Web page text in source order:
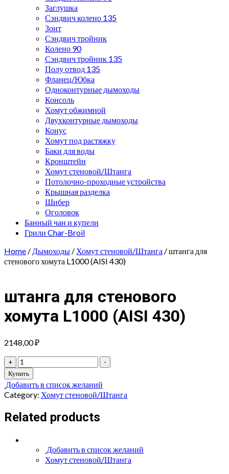
Заглушка
Сэндвич колено 135
Зонт
Сэндвич тройник
Колено 90
Сэндвич тройник 135
Полу отвод 135
Фланец/Юбка
Одноконтурные дымоходы
Консоль
Хомут обжимной
Двухконтурные дымоходы
Конус
Хомут под растяжку
Баки для воды
Кронштейн
Хомут стеновой/Штанга
Потолочно-проходные устройства
Крышная разделка
Шибер
Оголовок
Банный чан и купели
Грили Char-Broil
Home / Дымоходы / Хомут стеновой/Штанга / штанга для
стенового хомута L1000 (AISI 430)
штанга для стенового
хомута L1000 (AISI 430)
2148,00₽
+
штанга
для
стенового
хомута
L1000
(AISI
430)
-
Купить
Добавить в список желаний
Category: Хомут стеновой/Штанга
Related products
Добавить в список желаний
Хомут стеновой/Штанга